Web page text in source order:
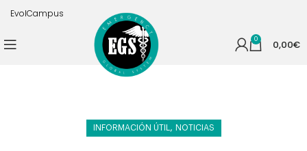
EvolCampus
0 0,00€
INFORMACIÓN ÚTIL , NOTICIAS